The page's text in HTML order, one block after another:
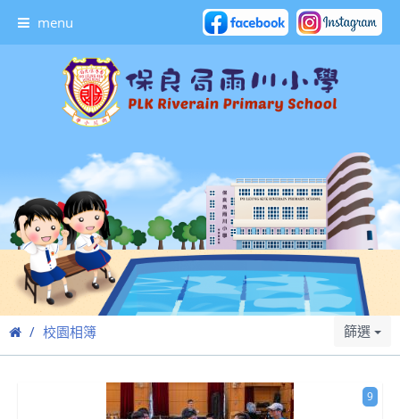
menu
校園相簿 篩選
9